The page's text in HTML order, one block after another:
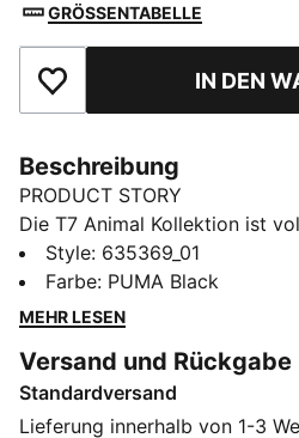
GRÖSSENTABELLE
Zu Favoriten hinzufügen
IN DEN
Beschreibung
PRODUCT STORY
Die T7 Animal Kollektion ist
bequemer Styles für die
und weichen, kuscheligen
Babys gemacht, die sich gerne
dem Jahr 1968, bietet diese
mit auffälligen Prints und dem
– perfekt für angehende
Style: 635369_01
Farbe: PUMA Black
MEHR LESEN
Versand und Rückgabe
Standardversand
Lieferung innerhalb von 1-3